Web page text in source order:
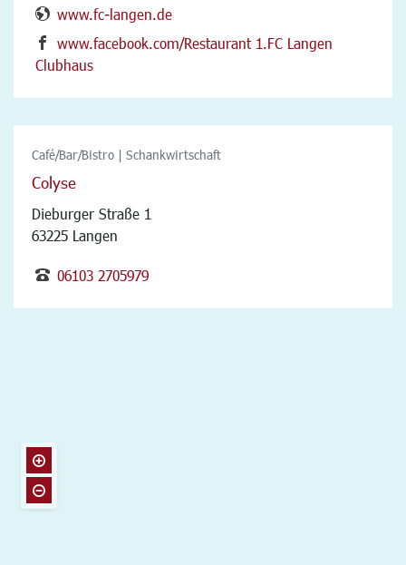
www.fc-langen.de
www.facebook.com/Restaurant 1.FC Langen
Clubhaus
Café/Bar/Bistro | Schankwirtschaft
Colyse
Dieburger Straße 1
63225 Langen
06103 2705979